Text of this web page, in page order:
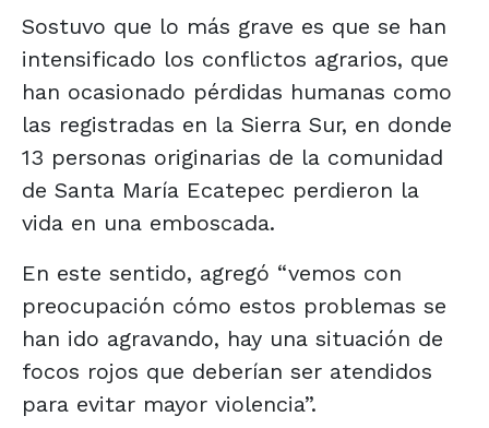
Sostuvo que lo más grave es que se han
intensificado los conflictos agrarios, que
han ocasionado pérdidas humanas como
las registradas en la Sierra Sur, en donde
13 personas originarias de la comunidad
de Santa María Ecatepec perdieron la
vida en una emboscada.
En este sentido, agregó “vemos con
preocupación cómo estos problemas se
han ido agravando, hay una situación de
focos rojos que deberían ser atendidos
para evitar mayor violencia”.